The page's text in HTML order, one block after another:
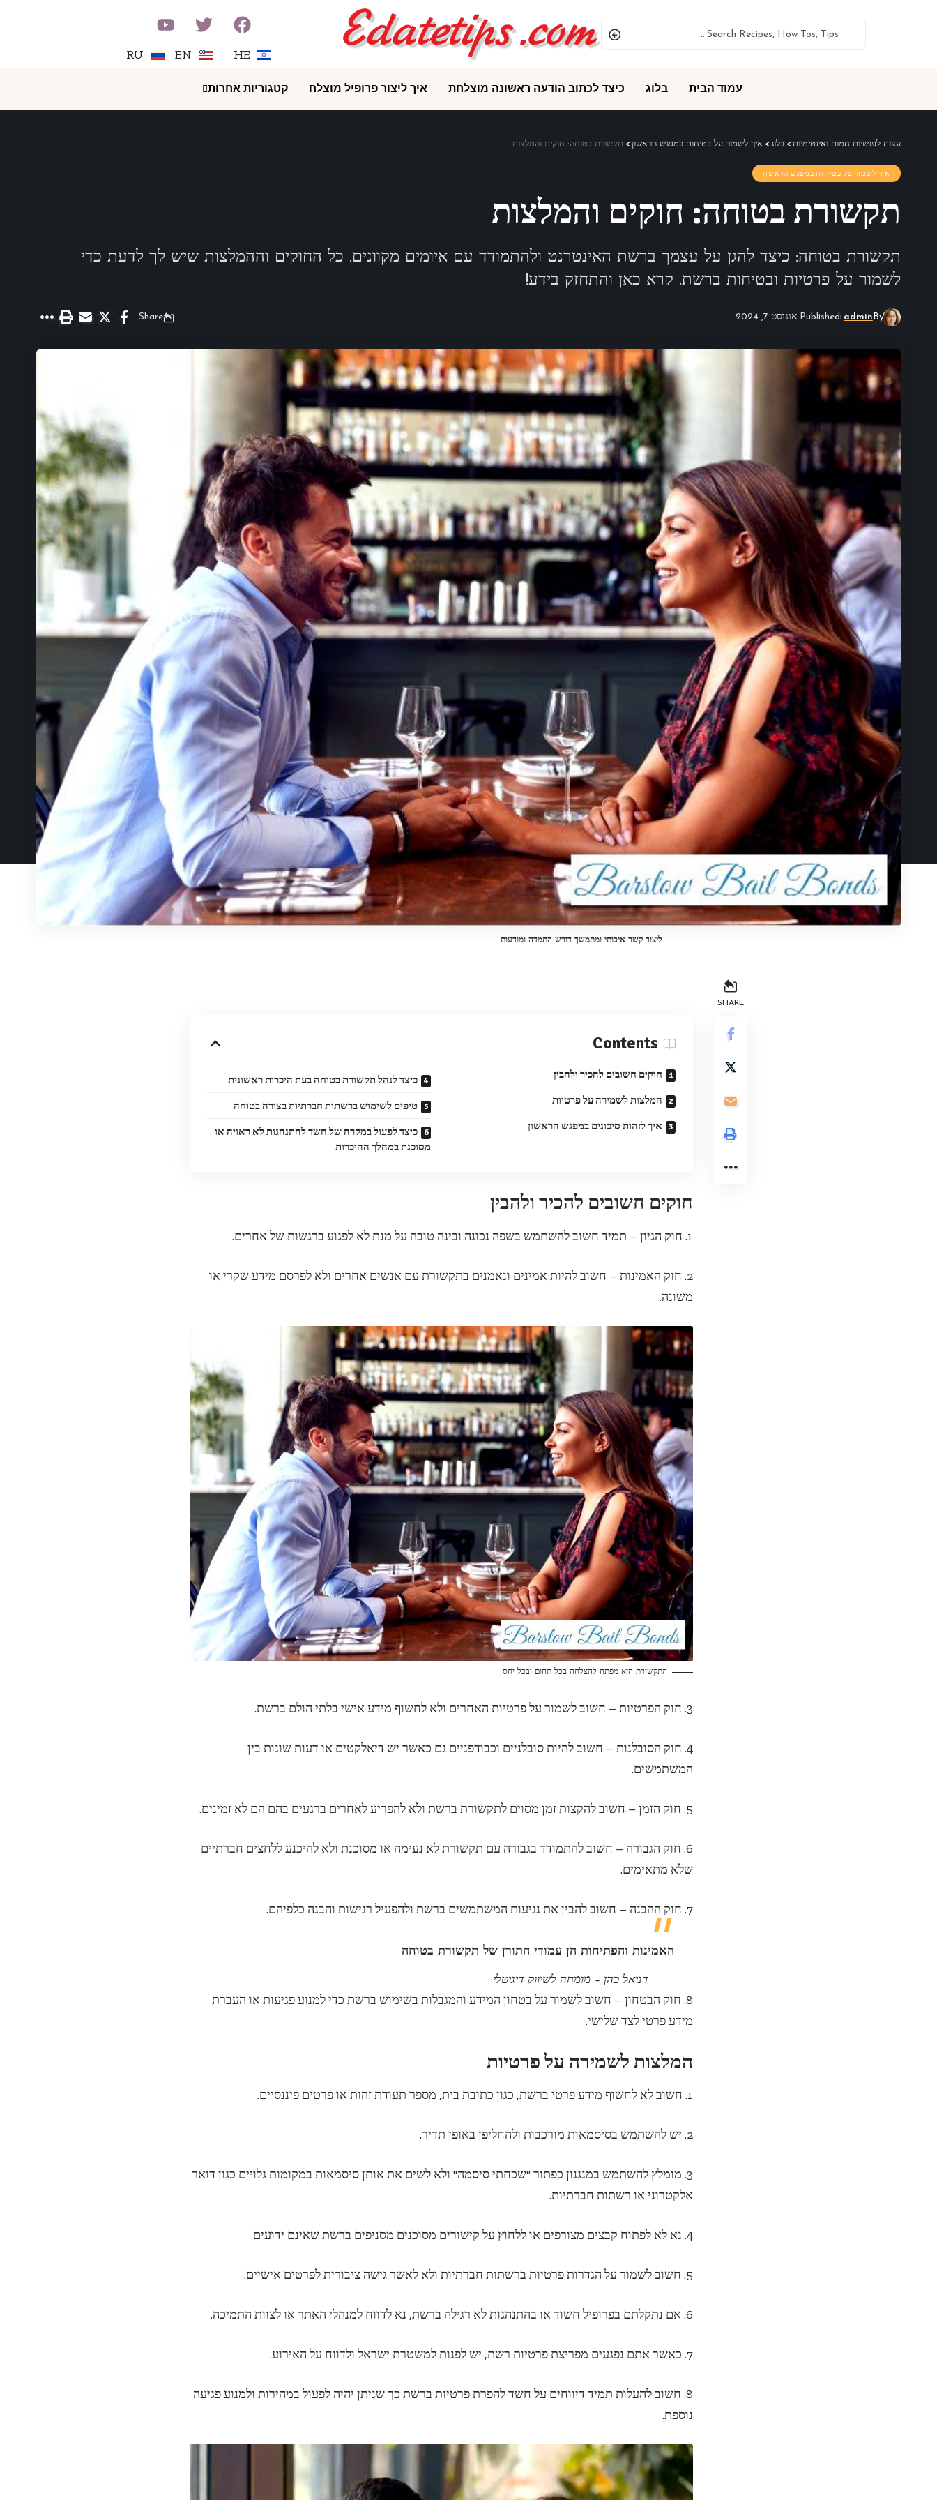
HE
EN
RU
עמוד הבית בלוג כיצד לכתוב הודעה ראשונה מוצלחת איך ליצור פרופיל מוצלח קטגוריות אחרות
עצות לפגשיות חמות ואינטימיות > בלוג > איך לשמור על בטיחות במפגש הראשון > תקשורת בטוחה: חוקים והמלצות
איך לשמור על בטיחות במפגש הראשון
תקשורת בטוחה: חוקים והמלצות
תקשורת בטוחה: כיצד להגן על עצמך ברשת האינטרנט ולהתמודד עם איומים מקוונים. כל החוקים וההמלצות שיש לך לדעת כדי
לשמור על פרטיות ובטיחות ברשת. קרא כאן והתחזק בידע!
By
admin Published אוגוסט 7, 2024 Share
ליצור קשר איכותי ומתמשך דורש התמדה ומודעות
SHARE
Contents
חוקים חשובים להכיר ולהבין
המלצות לשמירה על פרטיות
איך לזהות סיכונים במפגש הראשון
כיצד לנהל תקשורת בטוחה בעת היכרות ראשונית
טיפים לשימוש ברשתות חברתיות בצורה בטוחה
כיצד לפעול במקרה של חשד להתנהגות לא ראויה או
מסוכנת במהלך ההיכרות
חוקים חשובים להכיר ולהבין
1. חוק הגיון – תמיד חשוב להשתמש בשפה נכונה ובינה טובה על מנת לא לפגוע ברגשות של אחרים.
2. חוק האמינות – חשוב להיות אמינים ונאמנים בתקשורת עם אנשים אחרים ולא לפרסם מידע שקרי או
משונה.
התקשורת היא מפתח להצלחה בכל תחום ובכל יחס
3. חוק הפרטיות – חשוב לשמור על פרטיות האחרים ולא לחשוף מידע אישי בלתי הולם ברשת.
4. חוק הסובלנות – חשוב להיות סובלניים וכבודפניים גם כאשר יש דיאלקטים או דעות שונות בין
המשתמשים.
5. חוק הזמן – חשוב להקצות זמן מסוים לתקשורת ברשת ולא להפריע לאחרים ברגעים בהם הם לא זמינים.
6. חוק הגבורה – חשוב להתמודד בגבורה עם תקשורת לא נעימה או מסוכנת ולא להיכנע ללחצים חברתיים
שלא מתאימים.
7. חוק ההבנה – חשוב להבין את נגיעות המשתמשים ברשת ולהפעיל רגישות והבנה כלפיהם.
האמינות והפתיחות הן עמודי התורן של תקשורת בטוחה
דניאל כהן – מומחה לשיווק דיגיטלי
8. חוק הבטחון – חשוב לשמור על בטחון המידע והמגבלות בשימוש ברשת כדי למנוע פגיעות או העברת
מידע פרטי לצד שלישי.
המלצות לשמירה על פרטיות
1. חשוב לא לחשוף מידע פרטי ברשת, כגון כתובת בית, מספר תעודת זהות או פרטים פיננסיים.
2. יש להשתמש בסיסמאות מורכבות ולהחליפן באופן תדיר.
3. מומלץ להשתמש במנגנון כפתור "שכחתי סיסמה" ולא לשים את אותן סיסמאות במקומות גלויים כגון דואר
אלקטרוני או רשתות חברתיות.
4. נא לא לפתוח קבצים מצורפים או ללחוץ על קישורים מסוכנים מסניפים ברשת שאינם ידועים.
5. חשוב לשמור על הגדרות פרטיות ברשתות חברתיות ולא לאשר גישה ציבורית לפרטים אישיים.
6. אם נתקלתם בפרופיל חשוד או בהתנהגות לא רגילה ברשת, נא לדווח למנהלי האתר או לצוות התמיכה.
7. כאשר אתם נפגעים מפריצת פרטיות רשת, יש לפנות למשטרת ישראל ולדווח על האירוע.
8. חשוב להעלות תמיד דיווחים על חשד להפרת פרטיות ברשת כך שניתן יהיה לפעול במהירות ולמנוע פגיעה
נוספת.